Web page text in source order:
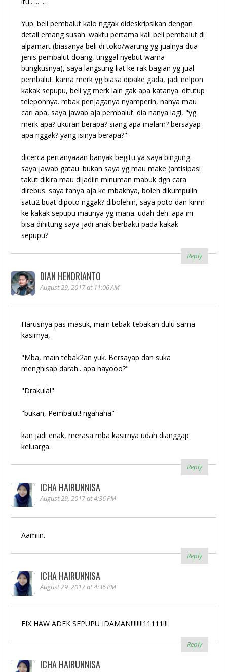
Yup. beli pembalut kalo nggak dideskripsikan dengan
detail emang susah. waktu pertama kali beli pembalut di
alpamart (biasanya beli di toko/warung yg jualnya dua
jenis pembalut doang, tinggal nyebut warna
bungkusnya), saya langsung liat ke rak bagian yg jual
pembalut. karna merk yg biasa dipake gada, jadi nelpon
kakak sepupu, beli yg merk lain gak apa katanya. ditutup
teleponnya. mbak penjaganya nyamperin, nanya mau
cari apa, saya jawab aja pembalut. dia nanya lagi, "yg
merk apa? ukuran berapa? siang apa malam? bersayap
apa nggak? yang isinya berapa?"
dicerca pertanyaaan banyak begitu ya saya bingung.
saya jawab gatau. bukan saya yg mau make (antisipasi
takut dikira mau dijadiin minuman mabuk dgn cara
direbus. saya tanya aja ke mbaknya, boleh dikumpulin
satu2 buat dipoto nggak? dibolehin, saya poto dan kirim
ke kakak sepupu maunya yg mana. udah deh. apa ini
bisa dihitung saya jadi anak berbakti pada kakak
sepupu?
Reply
DIAN HENDRIANTO
August 29, 2017 at 11:06 AM
Harusnya pas masuk, main tebak-tebakan dulu sama
kasirnya,
"Mba, main tebak2an yuk. Bersayap dan suka
menghisap darah.. apa hayooo?"
"Drakula!"
"bukan, Pembalut! ngahaha"
kan jadi enak, merasa mba kasirnya udah dianggap
keluarga.
Reply
ICHA HAIRUNNISA
August 29, 2017 at 4:36 PM
Aamiin.
Reply
ICHA HAIRUNNISA
August 29, 2017 at 4:36 PM
FIX HAW ADEK SEPUPU IDAMAN!!!!!!!!11111!!!
Reply
ICHA HAIRUNNISA